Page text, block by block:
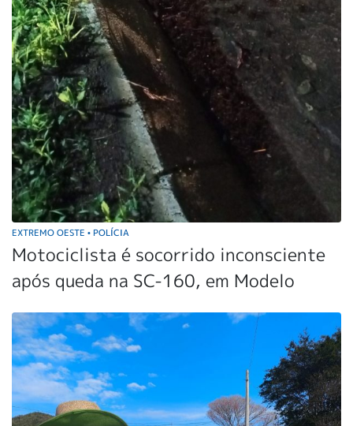
EXTREMO OESTE • POLÍCIA
Motociclista é socorrido inconsciente
após queda na SC-160, em Modelo